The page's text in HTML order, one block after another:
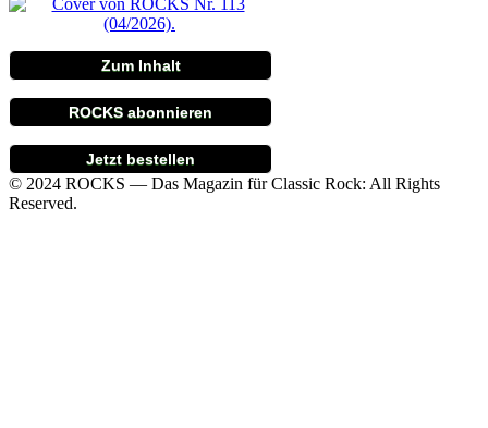
Zum Inhalt
ROCKS abonnieren
Jetzt bestellen
© 2024 ROCKS — Das Magazin für Classic Rock: All Rights
Reserved.